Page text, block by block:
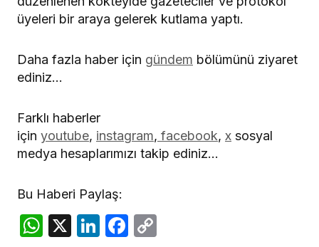
üyeleri bir araya gelerek kutlama yaptı.
Daha fazla haber için gündem bölümünü ziyaret
ediniz…
Farklı haberler
için youtube, instagram, facebook, x sosyal
medya hesaplarımızı takip ediniz…
Bu Haberi Paylaş:
WhatsApp
X LinkedIn
Facebook